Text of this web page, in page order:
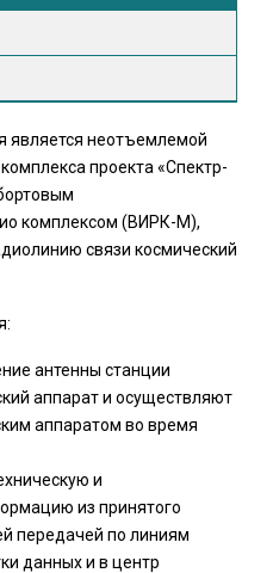
является неотъемлемой
проекта «Спектр-
комплексом (ВИРК-М),
связи космический
антенны станции
аппарат и осуществляют
аппаратом во время
и
из принятого
передачей по линиям
данных и в центр